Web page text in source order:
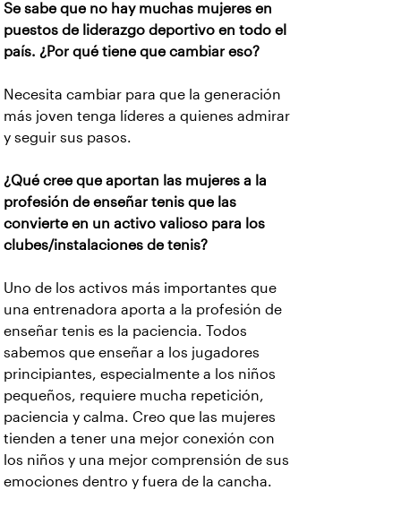
Se sabe que no hay muchas mujeres en
puestos de liderazgo deportivo en todo el
país. ¿Por qué tiene que cambiar eso?
Necesita cambiar para que la generación
más joven tenga líderes a quienes admirar
y seguir sus pasos.
¿Qué cree que aportan las mujeres a la
profesión de enseñar tenis que las
convierte en un activo valioso para los
clubes/instalaciones de tenis?
Uno de los activos más importantes que
una entrenadora aporta a la profesión de
enseñar tenis es la paciencia. Todos
sabemos que enseñar a los jugadores
principiantes, especialmente a los niños
pequeños, requiere mucha repetición,
paciencia y calma. Creo que las mujeres
tienden a tener una mejor conexión con
los niños y una mejor comprensión de sus
emociones dentro y fuera de la cancha.